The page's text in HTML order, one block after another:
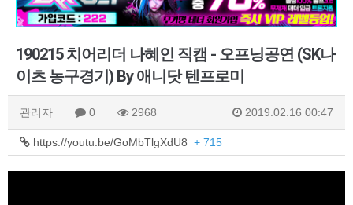
190215 치어리더 나혜인 직캠 - 오프닝공연 (SK나
이츠 농구경기) By 애니닷 텐프로미
관리자 0 2968 2019.02.16 00:47
https://youtu.be/GoMbTlgXdU8 + 715